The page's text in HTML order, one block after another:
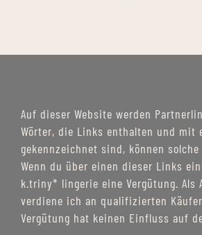
Auf dieser Website werden
Wörter, die Links enthalten und mit
gekennzeichnet sind, können
Wenn du über einen dieser Links
k.triny* lingerie eine Vergütung. Als
verdiene ich an qualifizierten
Vergütung hat keinen Einfluss auf